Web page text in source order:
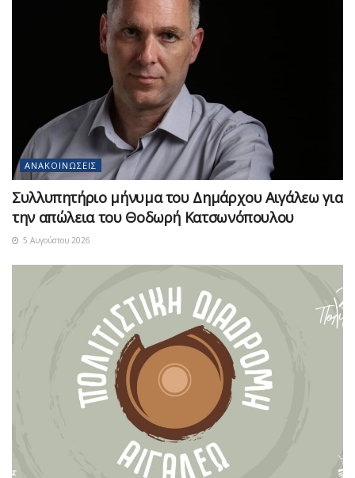
ΑΝΑΚΟΙΝΏΣΕΙΣ
Συλλυπητήριο μήνυμα του Δημάρχου Αιγάλεω για
την απώλεια του Θοδωρή Κατσωνόπουλου
5 Αυγούστου 2026